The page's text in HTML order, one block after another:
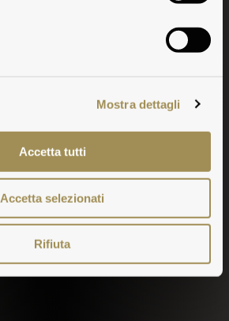
Mostra dettagli
Accetta tutti
Accetta selezionati
Rifiuta